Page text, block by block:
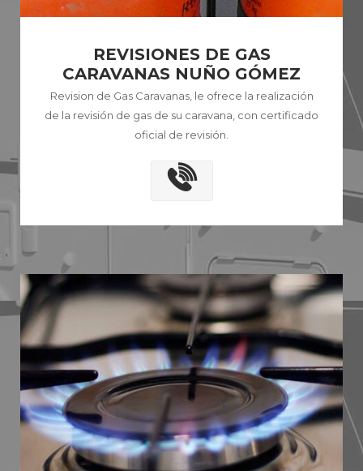
REVISIONES DE GAS
CARAVANAS NUÑO GÓMEZ
Revision de Gas Caravanas, le ofrece la realización
de la revisión de gas de su caravana, con certificado
oficial de revisión.